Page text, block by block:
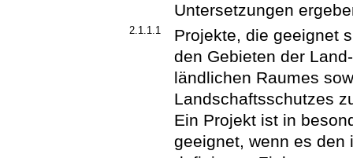
Untersetzungen
2.1.1.1
Projekte, die geeignet
den Gebieten der
ländlichen Raumes
Landschaftsschutzes
Ein Projekt ist in
geeignet, wenn es den